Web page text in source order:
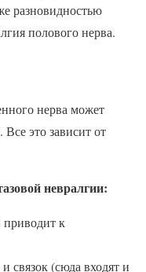
разновидностью
полового нерва.
нерва может
Все это зависит от
невралгии:
приводит к
связок (сюда входят и